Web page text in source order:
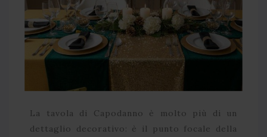
La tavola di Capodanno è molto più di un
dettaglio decorativo: è il punto focale della